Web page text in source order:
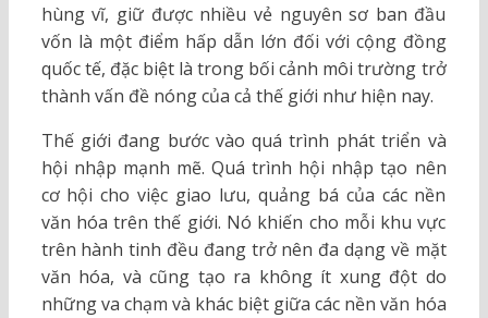
hùng vĩ, giữ được nhiều vẻ nguyên sơ ban đầu
vốn là một điểm hấp dẫn lớn đối với cộng đồng
quốc tế, đặc biệt là trong bối cảnh môi trường trở
thành vấn đề nóng của cả thế giới như hiện nay.
Thế giới đang bước vào quá trình phát triển và
hội nhập mạnh mẽ. Quá trình hội nhập tạo nên
cơ hội cho việc giao lưu, quảng bá của các nền
văn hóa trên thế giới. Nó khiến cho mỗi khu vực
trên hành tinh đều đang trở nên đa dạng về mặt
văn hóa, và cũng tạo ra không ít xung đột do
những va chạm và khác biệt giữa các nền văn hóa